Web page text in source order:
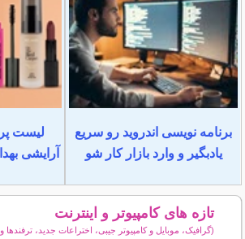
برنامه نویسی اندروید رو سریع
یادبگیر و وارد بازار کار شو
لیست
آرایشی بهداشتی
تازه های کامپیوتر و اینترنت
(گرافیک، موبایل و کامپیوتر جیبی، اختراعات جدید، ترفندها